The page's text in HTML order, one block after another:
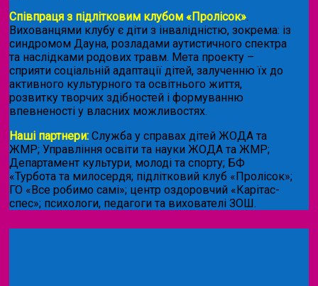
Співпраця з підлітковим клубом «Пролісок».
Вихованцями клубу є діти з інвалідністю, зокрема: із
синдромом Дауна, розладами аутистичного спектра
та наслідками родових травм. Мета проекту –
сприяти соціальній адаптації дітей, залученню їх до
активного культурного та освітнього життя,
розвитку творчих здібностей і формуванню
впевненості у власних можливостях.
Наші партнери: Служба у справах дітей ЖОДА та
ЖМР; Управління освіти та науки ЖОДА та ЖМР;
Департамент культури, молоді та спорту; БФ
«Турбота та милосердя; підлітковий клуб «Пролісок»;
ГО «Все робимо самі»; центр оздоровчий «Карітас-
спес»; психологи, педагоги та вихователі ЗОШ.